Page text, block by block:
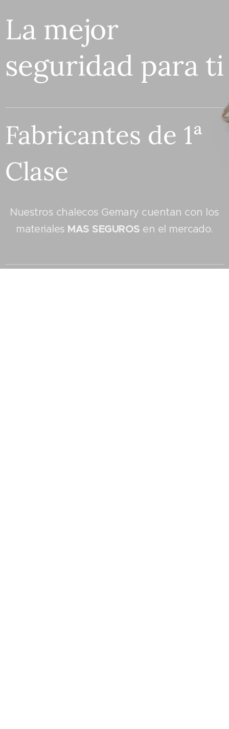
La mejor
seguridad para ti
Fabricantes de 1ª
Clase
Nuestros chalecos Gemary cuentan con los
materiales MAS SEGUROS en el mercado.